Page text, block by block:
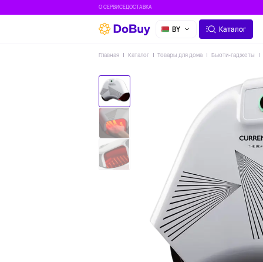
О СЕРВИСЕДОСТАВКА
BY Каталог
Главная Каталог Товары для дома Бьюти-гаджеты